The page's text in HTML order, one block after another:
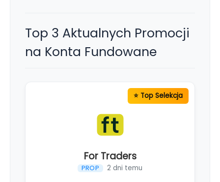
Top 3 Aktualnych Promocji
na Konta Fundowane
For Traders
PROP 2 dni temu